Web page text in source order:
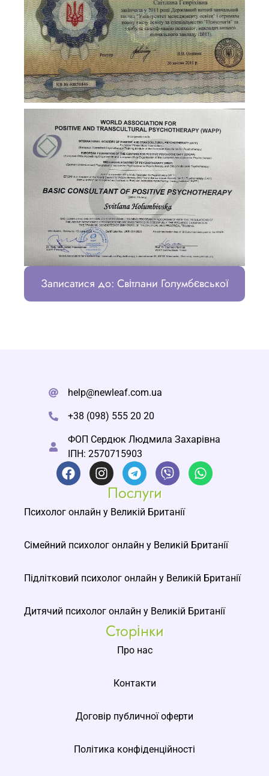
Записатися до: Світлани Голумбєвської
help@newleaf.com.ua
+38 (098) 555 20 20
ФОП Сердюк Людмила Захарівна
ІПН: 2570715903
Послуги
Психолог онлайн у Великій Британії
Сімейний психолог онлайн у Великій Британії
Підлітковий психолог онлайн у Великій Британії
Дитячий психолог онлайн у Великій Британії
Сторінки
Про нас
Контакти
Договір публичної оферти
Політика конфіденційності